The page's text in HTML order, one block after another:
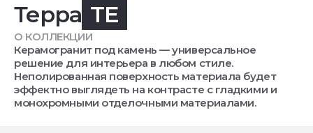
Терра TE
О КОЛЛЕКЦИИ
Керамогранит под камень — универсальное
решение для интерьера в любом стиле.
Неполированная поверхность материала будет
эффектно выглядеть на контрасте с гладкими и
монохромными отделочными материалами.